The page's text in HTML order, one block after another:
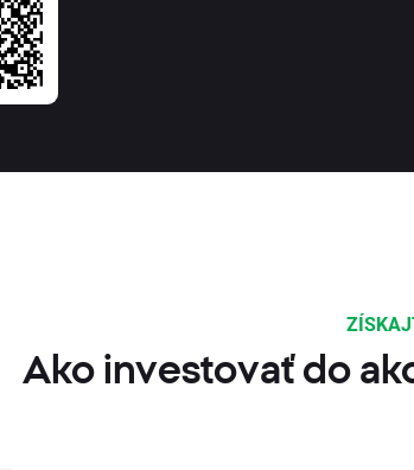
Ako investovať do